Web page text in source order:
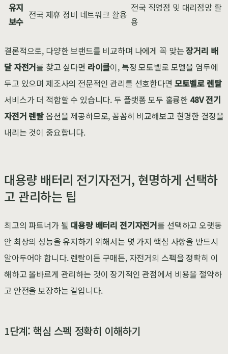
유지
보수
전국 제휴 정비 네트워크 활용
전국 직영점 및 대리점망 활
용
결론적으로, 다양한 브랜드를 비교하며 나에게 꼭 맞는장거리 배
달 자전거를 찾고 싶다면 라이클이, 특정 모토벨로 모델을 염두에
두고 있으며 제조사의 전문적인 관리를 선호한다면 모토벨로 렌탈
서비스가 더 적합할 수 있습니다. 두 플랫폼 모두 훌륭한 48V 전기
자전거 렌탈 옵션을 제공하므로, 꼼꼼히 비교해보고 현명한 결정을
내리는 것이 중요합니다.
대용량 배터리 전기자전거, 현명하게 선택하
고 관리하는 팁
최고의 파트너가 될 대용량 배터리 전기자전거를 선택하고 오랫동
안 최상의 성능을 유지하기 위해서는 몇 가지 핵심 사항을 반드시
알아두어야 합니다. 렌탈이든 구매든, 자전거의 스펙을 정확히 이
해하고 올바르게 관리하는 것이 장기적인 관점에서 비용을 절약하
고 안전을 보장하는 길입니다.
1단계: 핵심 스펙 정확히 이해하기